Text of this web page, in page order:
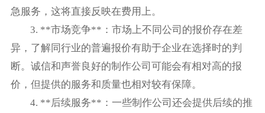
急服务，这将直接反映在费用上。
3. **市场竞争**：市场上不同公司的报价存在差
异，了解同行业的普遍报价有助于企业在选择时的判
断。诚信和声誉良好的制作公司可能会有相对高的报
价，但提供的服务和质量也相对较有保障。
4. **后续服务**：一些制作公司还会提供后续的推